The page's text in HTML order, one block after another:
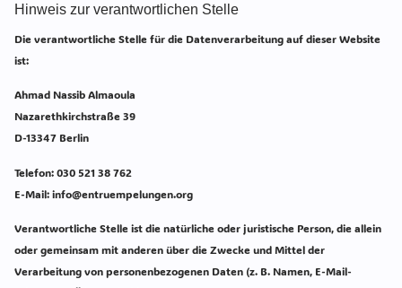
Hinweis zur verantwortlichen Stelle
Die verantwortliche Stelle für die Datenverarbeitung auf dieser Website
ist:
Ahmad Nassib Almaoula
Nazarethkirchstraße 39
D-13347 Berlin
Telefon: 030 521 38 762
E-Mail: info@entruempelungen.org
Verantwortliche Stelle ist die natürliche oder juristische Person, die allein
oder gemeinsam mit anderen über die Zwecke und Mittel der
Verarbeitung von personenbezogenen Daten (z. B. Namen, E-Mail-